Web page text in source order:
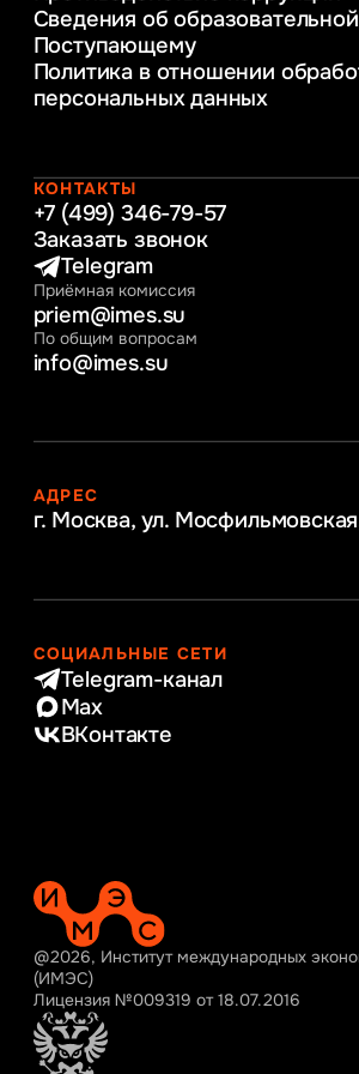
Информационные технологии
Информационное и
обеспечение бизнес
Управление человеческими
Интернет-маркетинг
Сведения об
Поступающему
Политика в отношении
персональных данных
КОНТАКТЫ
+7 (499) 346-79-57
Заказать звонок
Telegram
Приёмная комиссия
priem@imes.su
По общим вопросам
info@imes.su
АДРЕС
г. Москва, ул.
СОЦИАЛЬНЫЕ СЕТИ
Telegram-канал
Max
ВКонтакте
@2026, Институт международных
(ИМЭС)
Лицензия №009319 от 18.07.2016